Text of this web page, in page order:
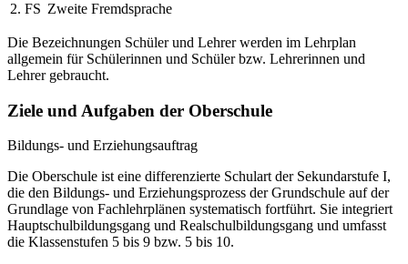
2. FS Zweite Fremdsprache
Die Bezeichnungen Schüler und Lehrer werden im Lehrplan
allgemein für Schülerinnen und Schüler bzw. Lehrerinnen und
Lehrer gebraucht.
Ziele und Aufgaben der Oberschule
Bildungs- und Erziehungsauftrag
Die Oberschule ist eine differenzierte Schulart der Sekundarstufe I,
die den Bildungs- und Erziehungsprozess der Grundschule auf der
Grundlage von Fachlehrplänen systematisch fortführt. Sie integriert
Hauptschulbildungsgang und Realschulbildungsgang und umfasst
die Klassenstufen 5 bis 9 bzw. 5 bis 10.